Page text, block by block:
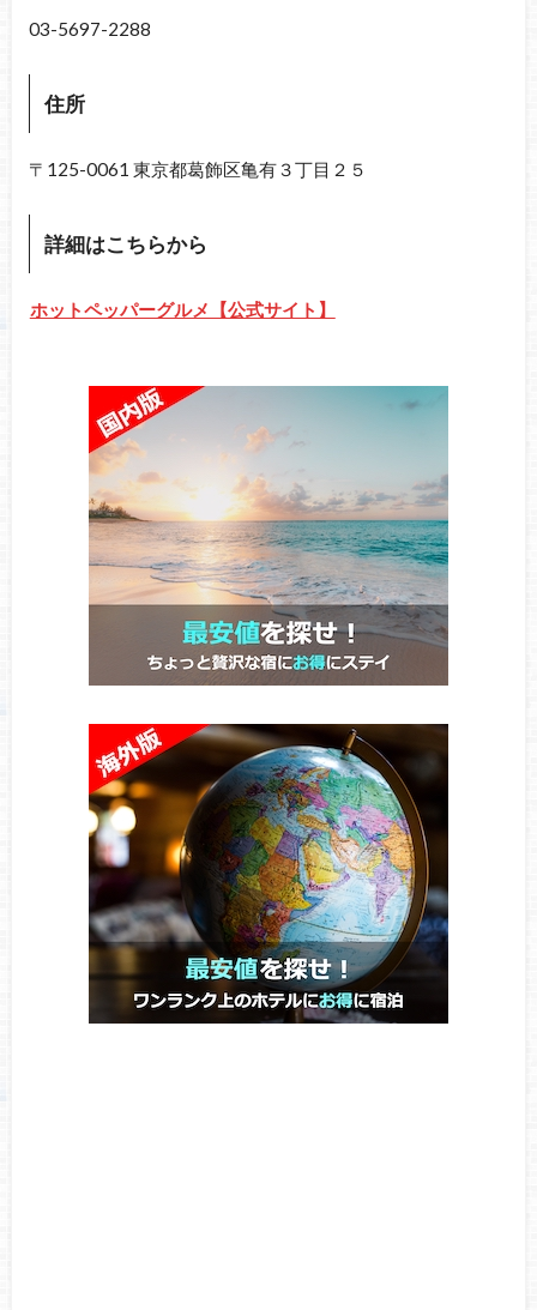
03-5697-2288
住所
〒125-0061 東京都葛飾区亀有３丁目２５
詳細はこちらから
ホットペッパーグルメ【公式サイト】